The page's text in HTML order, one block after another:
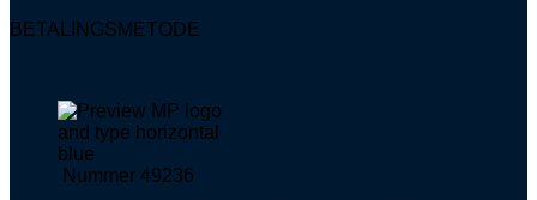
BETALINGSMETODE
Nummer 49236